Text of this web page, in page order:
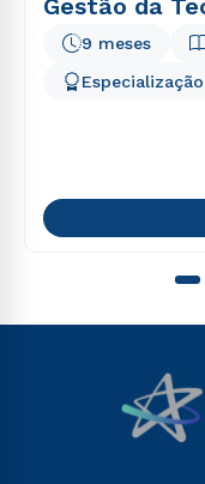
Gestão da
9 meses
Especialização